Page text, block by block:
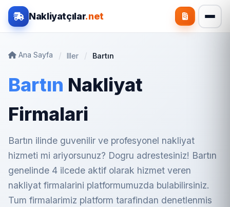
Nakliyatçılar.net
Ana Sayfa Iller Bartın
Bartın Nakliyat
Firmalari
Bartın ilinde guvenilir ve profesyonel nakliyat
hizmeti mi ariyorsunuz? Dogru adrestesiniz! Bartın
genelinde 4 ilcede aktif olarak hizmet veren
nakliyat firmalarini platformumuzda bulabilirsiniz.
Tum firmalarimiz platform tarafindan denetlenmis